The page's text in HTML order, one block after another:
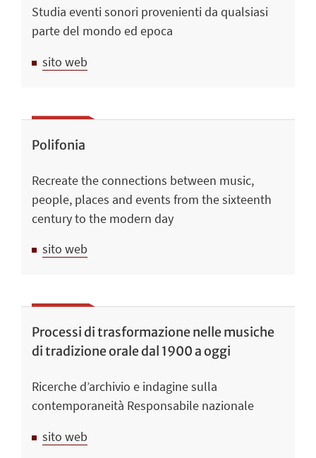
Studia eventi sonori provenienti da qualsiasi
parte del mondo ed epoca
sito web
Polifonia
Recreate the connections between music,
people, places and events from the sixteenth
century to the modern day
sito web
Processi di trasformazione nelle musiche
di tradizione orale dal 1900 a oggi
Ricerche d’archivio e indagine sulla
contemporaneità Responsabile nazionale
sito web